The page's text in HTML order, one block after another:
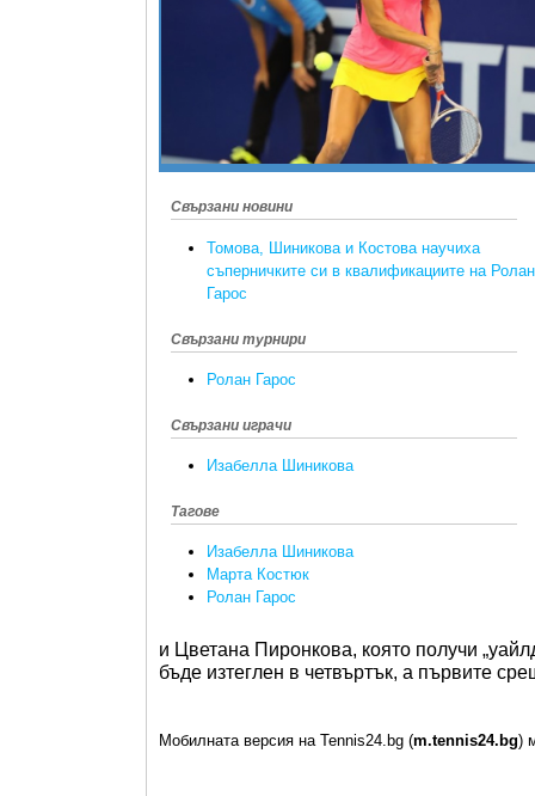
Свързани новини
Томова, Шиникова и Костова научиха
съперничките си в квалификациите на Ролан
Гарос
Свързани турнири
Ролан Гарос
Свързани играчи
Изабелла Шиникова
Тагове
Изабелла Шиникова
Марта Костюк
Ролан Гарос
и Цветана Пиронкова, която получи
бъде изтеглен в четвъртък, а първите
Мобилната версия на Tennis24.bg (m.tennis24.bg)